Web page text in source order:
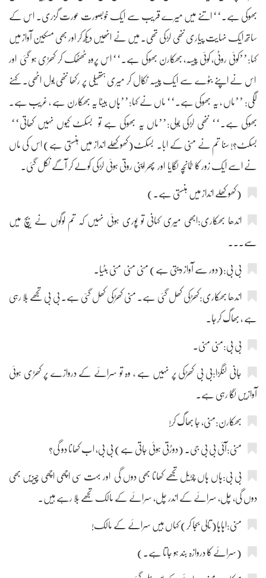
بھوکی ہے۔‘‘ اتنے میں میرے قریب سے ایک خوبصورت عورت گزری۔ اس کے
ساتھ ایک نہایت پیاری ننھی لڑکی تھی۔ میں نے انھیں دیکھ کر اور بھی مسکین آواز میں
کہا:’’کوئی روٹی، کوئی پیسہ، بھکارن بھوکی ہے۔‘‘ اس پروہ ٹھٹھک کر کھڑی ہو گئی اور
اس نے اپنے بٹوے سے ایک پیسہ نکال کر میری ہتھیلی پر رکھا ننھی بول اٹھی۔ کہنے
لگی: ’’ماں ، یہ بھوکی ہے۔‘‘ ماں نے کہا:’’ہاں بیٹا یہ بھکارن ہے ، غریب ہے۔
بھوکی ہے۔‘‘ ننھی لڑکی بولی:’’ماں یہ بھوکی ہے تو بسکٹ کیوں نہیں کھاتی‘‘
بسکٹ؟! سنا تم نے منی کے ابا۔ بسکٹ(کھوکھلے انداز میں ہنستی ہے) اس کی ماں
نے اسے ایک زور کا طمانچہ لگایا اور پھر اپنی روتی ہوئی لڑکی کولے کر آگے نکل گئی۔
(کھوکھلے انداز میں ہنستی ہے۔)
اندھا بھکاری:ابھی میری کہانی تو پوری ہوئی نہیں کہ تم لوگوں نے بیچ میں
سے۔۔۔
بی بی:(دور سے آواز دیتی ہے) منی منی منی بٹیا۔
اندھا بھکاری:کھڑکی کھل گئی ہے۔ منی کھڑکی کھل گئی ہے۔ بی بی تجھے بلا رہی
ہے ، بھاگ کرجا۔
بی بی:منی منی۔
جانی لنگڑا:بی بی کھڑکی پر نہیں ہے ، وہ تو سرائے کے دروازے پر کھڑی ہوئی
آوازیں لگا رہی ہے۔
بھکارن:منی، جا بھاگ کر!
منی:آئی بی بی جی۔ (دوڑتی ہوئی جاتی ہے) بی بی، اب کھانا دو گی؟
بی بی:ہاں ہاں چڑیل تجھے کھانا بھی دوں گی اور بہت سی اچھی اچھی چیزیں بھی
دوں گی، چل، سرائے کے اندر چل، سرائے کے مالک تجھے بلا رہے ہیں۔
منی:اہاہا(تالی بجا کر) کہاں ہیں سرائے کے مالک!
(سرائے کا دروازہ بند ہو جاتا ہے۔)